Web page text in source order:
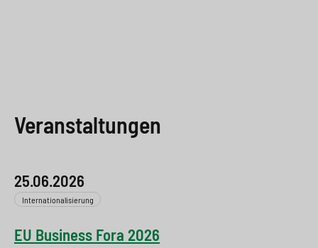
Veranstaltungen
25.06.2026
Internationalisierung
EU Business Fora 2026